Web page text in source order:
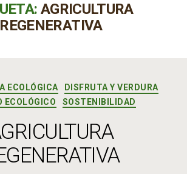
AGRICULTURA
REGENERATIVA
Categorías
ECOLÓGICA
DISFRUTA Y VERDURA
ECOLÓGICO
SOSTENIBILIDAD